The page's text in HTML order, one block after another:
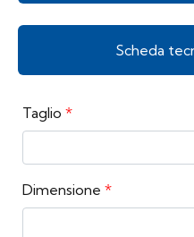
Scheda
Taglio *
Dimensione *